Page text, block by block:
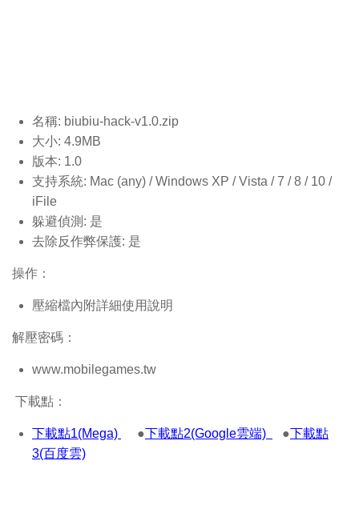
名稱: biubiu-hack-v1.0.zip
大小: 4.9MB
版本: 1.0
支持系統: Mac (any) / Windows XP / Vista / 7 / 8 / 10 /
iFile
躲避偵測: 是
去除反作弊保護: 是
操作：
壓縮檔內附詳細使用說明
解壓密碼：
www.mobilegames.tw
下載點：
下載點1(Mega) ●下載點2(Google雲端) ●下載點
3(百度雲)